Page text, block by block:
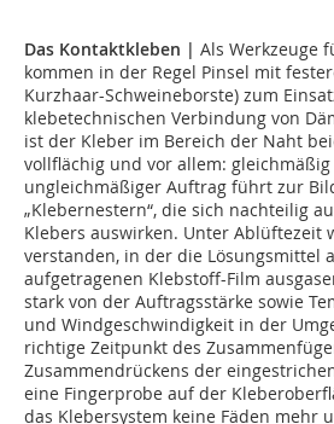
Das Kontaktkleben | Als Werkzeuge
kommen in der Regel Pinsel mit
Kurzhaar-Schweineborste) zum
klebetechnischen Verbindung von
ist der Kleber im Bereich der Naht
vollflächig und vor allem:
ungleichmäßiger Auftrag führt zur
„Klebernestern“, die sich nachteilig
Klebers auswirken. Unter Ablüftezeit
verstanden, in der die Lösungsmittel
aufgetragenen Klebstoff-Film
stark von der Auftragsstärke sowie
und Windgeschwindigkeit in der
richtige Zeitpunkt des
Zusammendrückens der
eine Fingerprobe auf der
das Klebersystem keine Fäden mehr